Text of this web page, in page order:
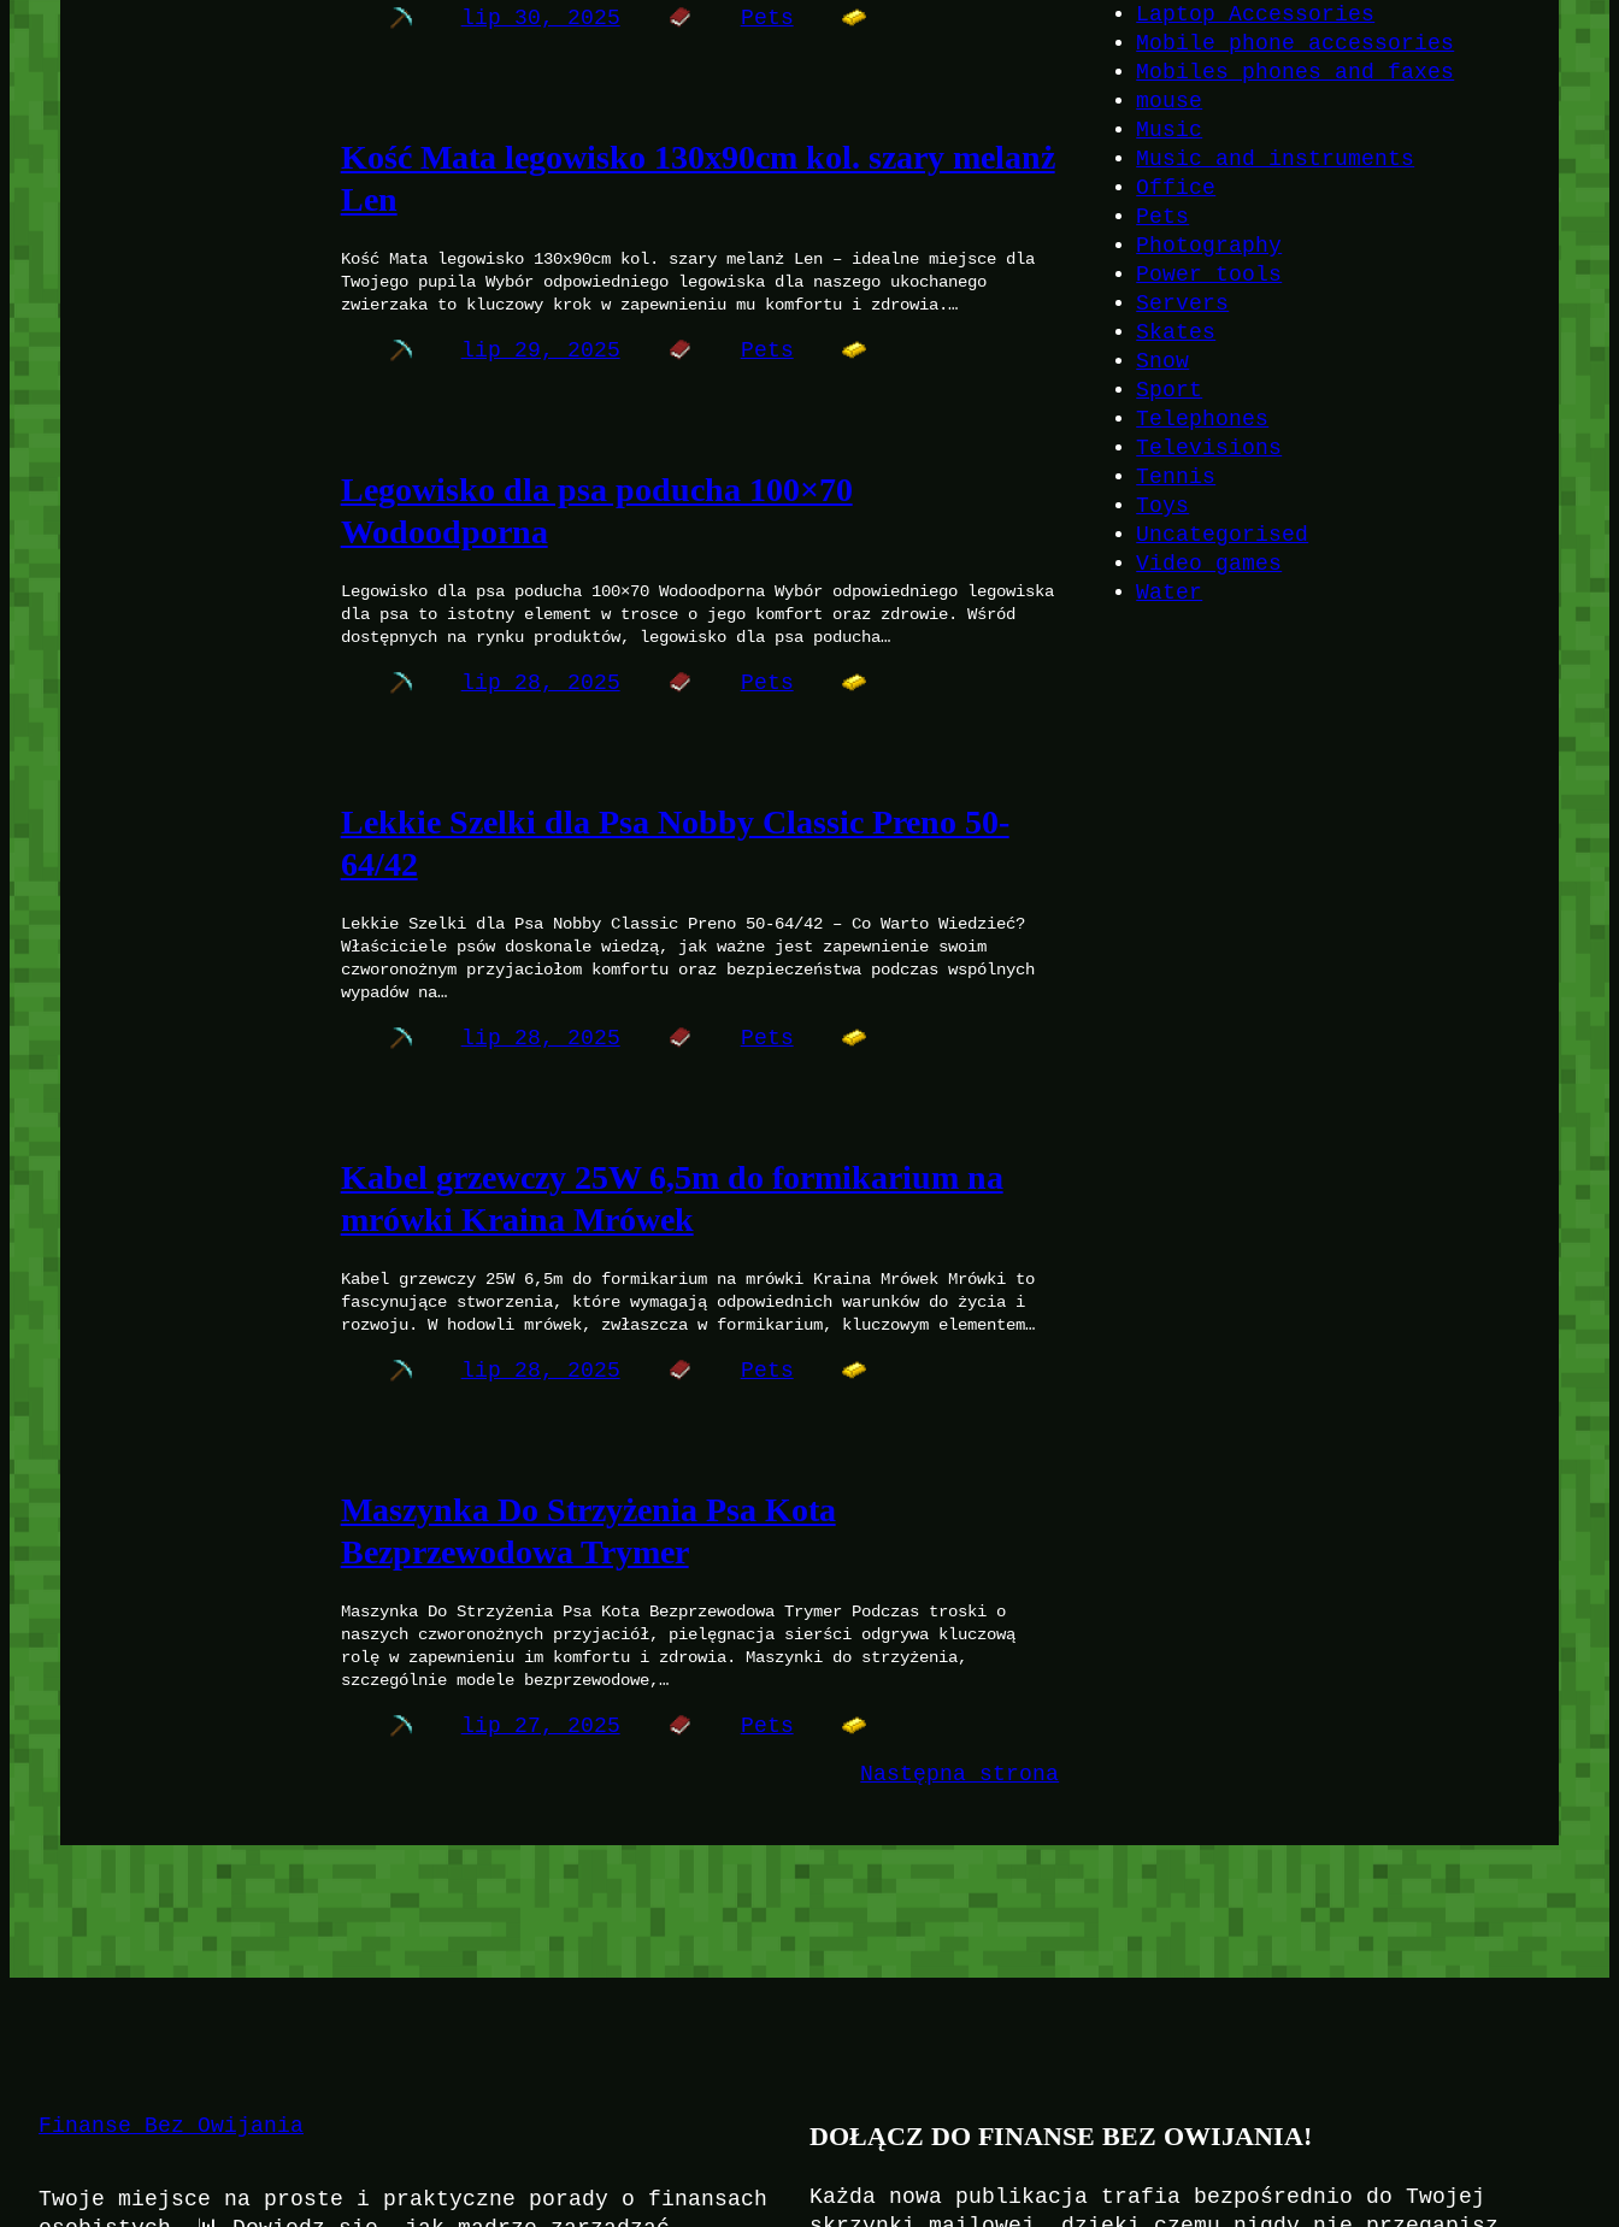
lip 30, 2025 Pets
Kość Mata legowisko 130x90cm kol. szary melanż
Len
Kość Mata legowisko 130x90cm kol. szary melanż Len – idealne miejsce dla
Twojego pupila Wybór odpowiedniego legowiska dla naszego ukochanego
zwierzaka to kluczowy krok w zapewnieniu mu komfortu i zdrowia.…
lip 29, 2025 Pets
Legowisko dla psa poducha 100×70
Wodoodporna
Legowisko dla psa poducha 100×70 Wodoodporna Wybór odpowiedniego legowiska
dla psa to istotny element w trosce o jego komfort oraz zdrowie. Wśród
dostępnych na rynku produktów, legowisko dla psa poducha…
lip 28, 2025 Pets
Lekkie Szelki dla Psa Nobby Classic Preno 50-
64/42
Lekkie Szelki dla Psa Nobby Classic Preno 50-64/42 – Co Warto Wiedzieć?
Właściciele psów doskonale wiedzą, jak ważne jest zapewnienie swoim
czworonożnym przyjaciołom komfortu oraz bezpieczeństwa podczas wspólnych
wypadów na…
lip 28, 2025 Pets
Kabel grzewczy 25W 6,5m do formikarium na
mrówki Kraina Mrówek
Kabel grzewczy 25W 6,5m do formikarium na mrówki Kraina Mrówek Mrówki to
fascynujące stworzenia, które wymagają odpowiednich warunków do życia i
rozwoju. W hodowli mrówek, zwłaszcza w formikarium, kluczowym elementem…
lip 28, 2025 Pets
Maszynka Do Strzyżenia Psa Kota
Bezprzewodowa Trymer
Maszynka Do Strzyżenia Psa Kota Bezprzewodowa Trymer Podczas troski o
naszych czworonożnych przyjaciół, pielęgnacja sierści odgrywa kluczową
rolę w zapewnieniu im komfortu i zdrowia. Maszynki do strzyżenia,
szczególnie modele bezprzewodowe,…
lip 27, 2025
Pets
Następna strona
Laptop Accessories
Mobile phone accessories
Mobiles phones and faxes
mouse
Music
Music and instruments
Office
Pets
Photography
Power tools
Servers
Skates
Snow
Sport
Telephones
Televisions
Tennis
Toys
Uncategorised
Video games
Water
Finanse Bez Owijania
Twoje miejsce na proste i praktyczne porady o finansach
DOŁĄCZ DO FINANSE BEZ OWIJANIA!
Każda nowa publikacja trafia bezpośrednio do Twojej